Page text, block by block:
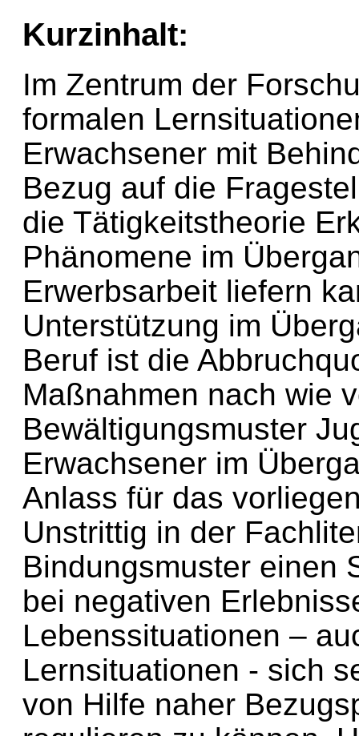
Kurzinhalt:
Im Zentrum der
formalen
Erwachsener mit
Bezug auf die
die Tätigkeitstheorie
Phänomene im
Erwerbsarbeit liefern
Unterstützung im
Beruf ist die
Maßnahmen nach wie
Bewältigungsmuster
Erwachsener im
Anlass für das
Unstrittig in der
Bindungsmuster einen
bei negativen
Lebenssituationen –
Lernsituationen - sich
von Hilfe naher